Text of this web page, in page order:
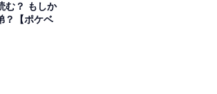
12-10U-」はなんて読む？ 恋人に伝えたい秘
の暗号！ 【ポケベル暗号クイズ】
む？ もしか
【ポケベ